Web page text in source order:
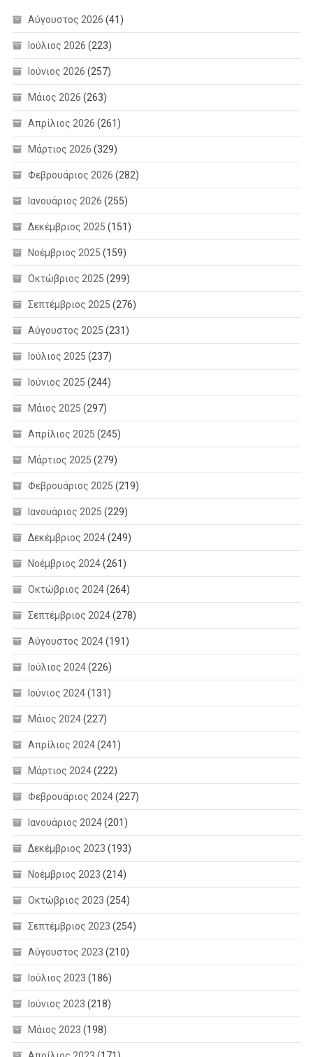
Αύγουστος 2026 (41)
Ιούλιος 2026 (223)
Ιούνιος 2026 (257)
Μάιος 2026 (263)
Απρίλιος 2026 (261)
Μάρτιος 2026 (329)
Φεβρουάριος 2026 (282)
Ιανουάριος 2026 (255)
Δεκέμβριος 2025 (151)
Νοέμβριος 2025 (159)
Οκτώβριος 2025 (299)
Σεπτέμβριος 2025 (276)
Αύγουστος 2025 (231)
Ιούλιος 2025 (237)
Ιούνιος 2025 (244)
Μάιος 2025 (297)
Απρίλιος 2025 (245)
Μάρτιος 2025 (279)
Φεβρουάριος 2025 (219)
Ιανουάριος 2025 (229)
Δεκέμβριος 2024(249)
Νοέμβριος 2024(261)
Οκτώβριος 2024(264)
Σεπτέμβριος 2024(278)
Αύγουστος 2024(191)
Ιούλιος 2024(226)
Ιούνιος 2024(131)
Μάιος 2024(227)
Απρίλιος 2024(241)
Μάρτιος 2024(222)
Φεβρουάριος 2024(227)
Ιανουάριος 2024(201)
Δεκέμβριος 2023 (193)
Νοέμβριος 2023 (214)
Οκτώβριος 2023 (254)
Σεπτέμβριος 2023 (254)
Αύγουστος 2023 (210)
Ιούλιος 2023 (186)
Ιούνιος 2023 (218)
Μάιος 2023 (198)